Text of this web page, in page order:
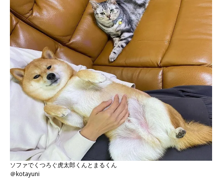
ソファでくつろぐ虎太郎くんとまるくん
＠kotayuni